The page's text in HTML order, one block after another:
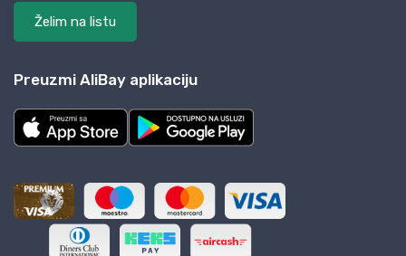
Želim na listu
Preuzmi AliBay aplikaciju